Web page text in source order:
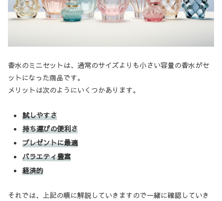
香水のミニセットは、通常のサイズよりも小さい容量の香水がセ
ットになった商品です。
メリットは次のようにいくつかあります。
試しやすさ
持ち運びの便利さ
プレゼントに最適
バラエティ豊富
経済的
それでは、上記の順に解説していきますので一緒に確認していき